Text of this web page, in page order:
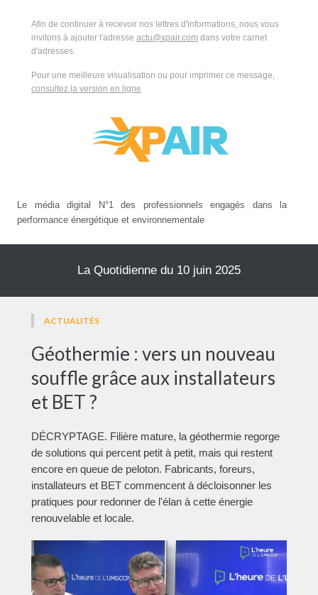
Afin de continuer à recevoir nos lettres d'informations, nous vous
invitons à ajouter l'adresse actu@xpair.com dans votre carnet
d'adresses.
Pour une meilleure visualisation ou pour imprimer ce message,
consultez la version en ligne
Le média digital N°1 des professionnels engagés dans la
performance énergétique et environnementale
La Quotidienne du 10 juin 2025
ACTUALITÉS
Géothermie : vers un nouveau
souffle grâce aux installateurs
et BET ?
DÉCRYPTAGE. Filière mature, la géothermie regorge
de solutions qui percent petit à petit, mais qui restent
encore en queue de peloton. Fabricants, foreurs,
installateurs et BET commencent à décloisonner les
pratiques pour redonner de l'élan à cette énergie
renouvelable et locale.